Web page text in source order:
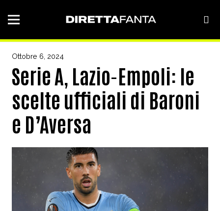
Ottobre 6, 2024
Serie A, Lazio-Empoli: le
scelte ufficiali di Baroni
e D’Aversa